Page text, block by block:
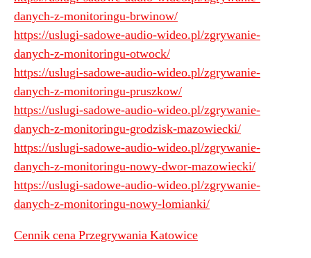
danych-z-monitoringu-brwinow/
https://uslugi-sadowe-audio-wideo.pl/zgrywanie-
danych-z-monitoringu-otwock/
https://uslugi-sadowe-audio-wideo.pl/zgrywanie-
danych-z-monitoringu-pruszkow/
https://uslugi-sadowe-audio-wideo.pl/zgrywanie-
danych-z-monitoringu-grodzisk-mazowiecki/
https://uslugi-sadowe-audio-wideo.pl/zgrywanie-
danych-z-monitoringu-nowy-dwor-mazowiecki/
https://uslugi-sadowe-audio-wideo.pl/zgrywanie-
danych-z-monitoringu-nowy-lomianki/
Cennik cena Przegrywania Katowice